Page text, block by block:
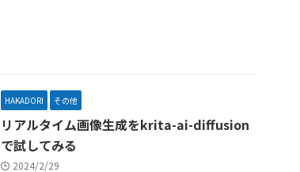
HAKADORI その他
リアルタイム画像生成をkrita-ai-diffusion
で試してみる
2024/2/29